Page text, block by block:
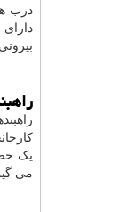
درب
یک
می